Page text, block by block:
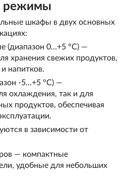
режимы
шкафы в двух основных
(диапазон 0…+5 °C) —
хранения свежих продуктов,
напитков.
-5…+5 °C) —
охлаждения, так и для
продуктов, обеспечивая
в зависимости от
— компактные
удобные для небольших